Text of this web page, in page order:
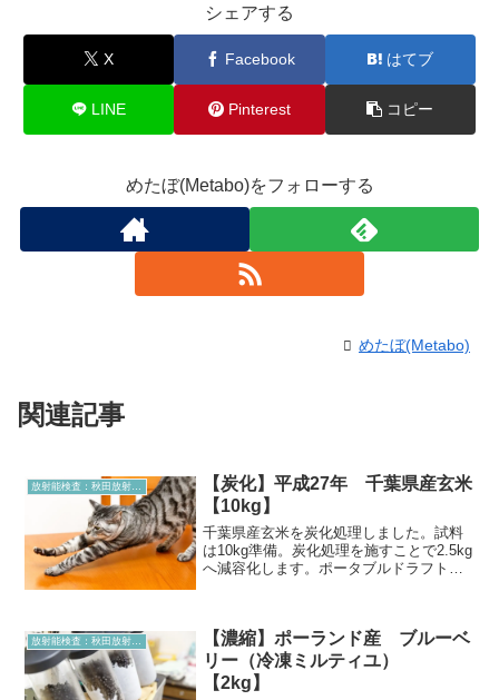
シェアする
X Facebook はてブ
LINE Pinterest コピー
めたぼ(Metabo)をフォローする
めたぼ(Metabo)
関連記事
【炭化】平成27年 千葉県産玄米
【10kg】
千葉県産玄米を炭化処理しました。試料
は10kg準備。炭化処理を施すことで2.5kg
へ減容化します。ポータブルドラフト内
の無断転載・...
放射能検査：秋田放射能測定室より
【濃縮】ポーランド産 ブルーベ
リー（冷凍ミルティユ）
【2kg】